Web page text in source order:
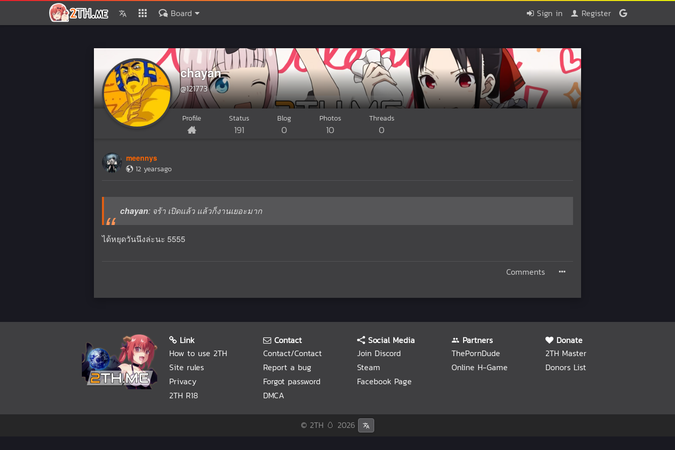
Sign in Register
Board
chayan
@121773
Profile Status
191
Blog
0
Photos
10
Threads
0
meennys
12 yearsago
chayan: จร้า เปิดแล้ว แล้วก็งานเยอะมาก
ได้หยุดวันนึงล่ะนะ 5555
Comments
Link
How to use 2TH
Site rules
Privacy
2TH R18
Contact
Contact/Contact
Report a bug
Forgot password
DMCA
Social Media
Join Discord
Steam
Facebook Page
Partners
ThePornDude
Online H-Game
Donate
2TH Master
Donors List
© 2TH 🥚 2026